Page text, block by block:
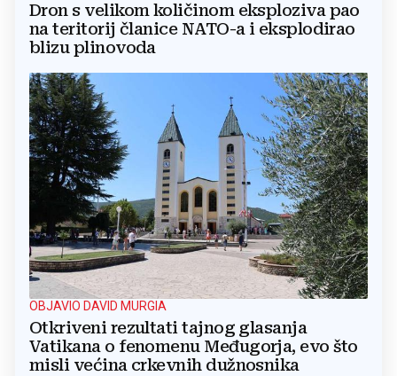
Dron s velikom količinom eksploziva pao
na teritorij članice NATO-a i eksplodirao
blizu plinovoda
OBJAVIO DAVID MURGIA
Otkriveni rezultati tajnog glasanja
Vatikana o fenomenu Međugorja, evo što
misli većina crkevnih dužnosnika